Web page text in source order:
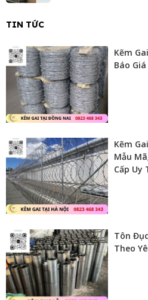
TIN TỨC
Kẽm
Báo Giá
Kẽm
Mẫu
Cấp Uy
Tôn
Theo